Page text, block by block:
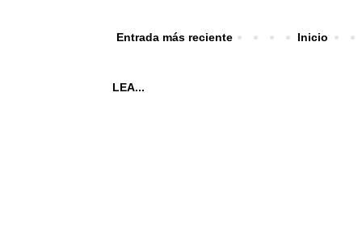
Entrada más reciente Inicio
LEA...